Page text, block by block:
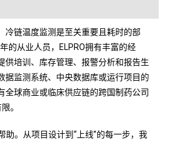
冷链温度监测是至关重要且耗时的部
的从业人员，ELPRO拥有丰富的经
供培训、库存管理、报警分析和报告生
据监测系统、中央数据库或运行项目的
全球商业或临床供应链的跨国制药公司
。
助。从项目设计到“上线”的每一步，我